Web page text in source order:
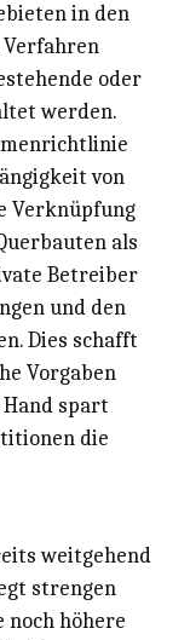
in den
oder
werden.
von
Verknüpfung
als
Betreiber
und den
Dies schafft
Vorgaben
spart
die
weitgehend
strengen
noch höhere